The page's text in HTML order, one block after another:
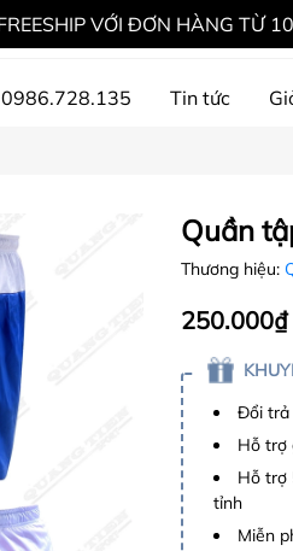
VỚI ĐƠN HÀNG TỪ
Tin tức
Quần
Thương hiệu:
250.000₫
Đổi trả
Hỗ trợ
Hỗ trợ
tỉnh
Miễn